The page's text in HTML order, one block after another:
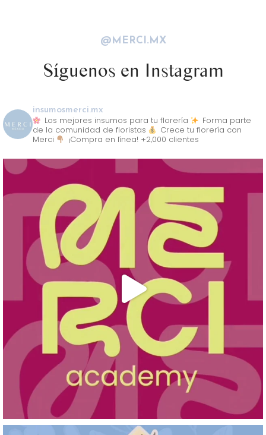
@MERCI.MX
Síguenos en Instagram
insumosmerci.mx
Los mejores insumos para tu florería
Forma parte
de la comunidad de floristas
Crece tu florería con
Merci
¡Compra en línea! +2,000 clientes